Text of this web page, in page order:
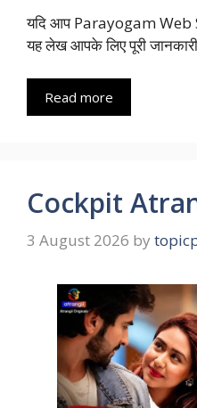
यदि आप Parayogam Web
यह लेख आपके लिए पूरी
Read more
Cockpit
3 August 2026 by